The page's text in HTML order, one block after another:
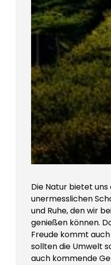
Die Natur bietet uns
unermesslichen
und Ruhe, den wir
genießen können.
Freude kommt
sollten die Umwelt
auch kommende